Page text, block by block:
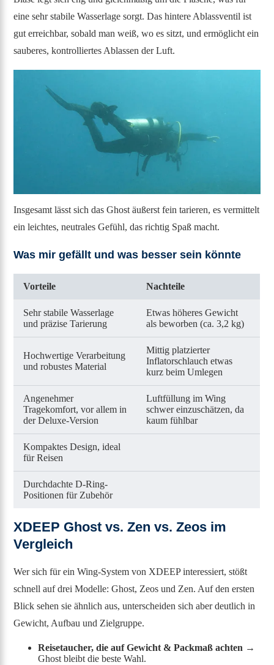
eine sehr stabile Wasserlage sorgt. Das hintere Ablassventil ist
gut erreichbar, sobald man weiß, wo es sitzt, und ermöglicht ein
sauberes, kontrolliertes Ablassen der Luft.
Insgesamt lässt sich das Ghost äußerst fein tarieren, es vermittelt
ein leichtes, neutrales Gefühl, das richtig Spaß macht.
Was mir gefällt und was besser sein könnte
Vorteile Nachteile
Sehr stabile Wasserlage
und präzise Tarierung
Etwas höheres Gewicht
als beworben (ca. 3,2 kg)
Hochwertige Verarbeitung
und robustes Material
Mittig platzierter
Inflatorschlauch etwas
kurz beim Umlegen
Angenehmer
Tragekomfort, vor allem in
der Deluxe-Version
Luftfüllung im Wing
schwer einzuschätzen, da
kaum fühlbar
Kompaktes Design, ideal
für Reisen
Durchdachte D-Ring-
Positionen für Zubehör
XDEEP Ghost vs. Zen vs. Zeos im
Vergleich
Wer sich für ein Wing-System von XDEEP interessiert, stößt
schnell auf drei Modelle: Ghost, Zeos und Zen. Auf den ersten
Blick sehen sie ähnlich aus, unterscheiden sich aber deutlich in
Gewicht, Aufbau und Zielgruppe.
Reisetaucher, die auf Gewicht & Packmaß achten →
Ghost bleibt die beste Wahl.